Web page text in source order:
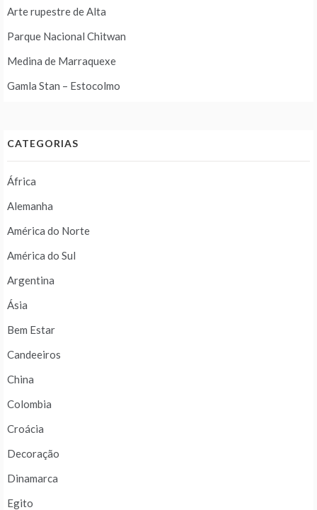
Arte rupestre de Alta
Parque Nacional Chitwan
Medina de Marraquexe
Gamla Stan – Estocolmo
CATEGORIAS
África
Alemanha
América do Norte
América do Sul
Argentina
Ásia
Bem Estar
Candeeiros
China
Colombia
Croácia
Decoração
Dinamarca
Egito